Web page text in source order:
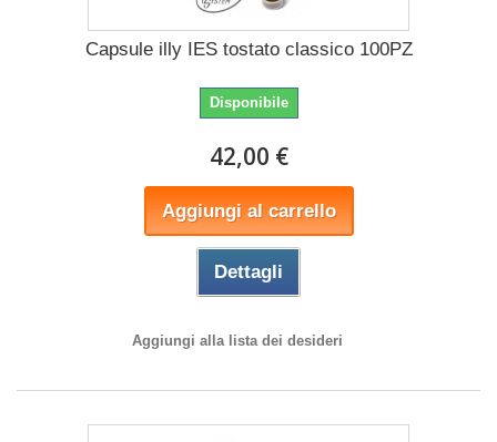
Capsule illy IES tostato classico 100PZ
Disponibile
42,00 €
Aggiungi al carrello
Dettagli
Aggiungi alla lista dei desideri